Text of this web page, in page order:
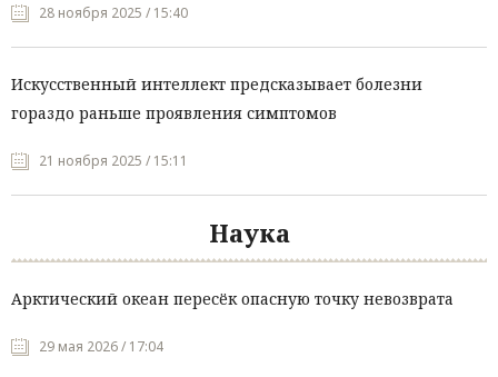
28 ноября 2025 / 15:40
Искусственный интеллект предсказывает болезни
гораздо раньше проявления симптомов
21 ноября 2025 / 15:11
Наука
Арктический океан пересёк опасную точку невозврата
29 мая 2026 / 17:04